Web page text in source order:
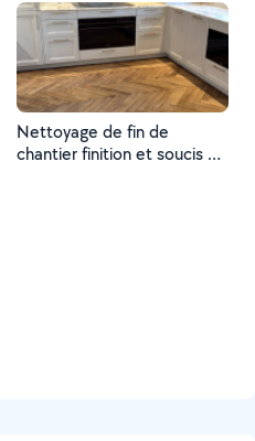
Nettoyage de fin de
chantier finition et soucis du